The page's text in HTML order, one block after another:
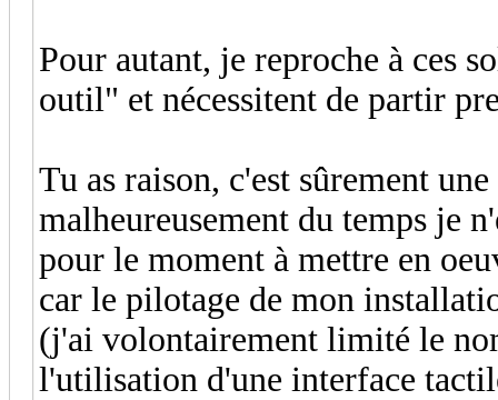
Pour autant, je reproche à ces
outil" et nécessitent de partir
Tu as raison, c'est sûrement
malheureusement du temps je
pour le moment à mettre en
car le pilotage de mon
(j'ai volontairement limité le
l'utilisation d'une interface